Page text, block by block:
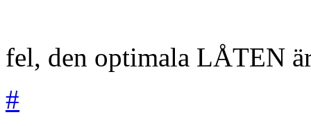
fel, den optimala LÅTEN
#